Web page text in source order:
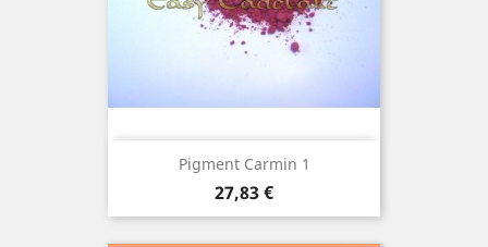
Pigment Carmin 1
Prix
27,83 €